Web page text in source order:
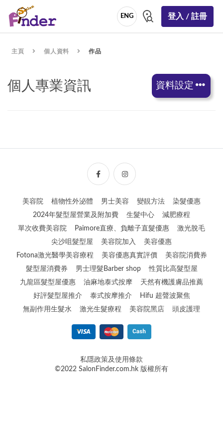
ENG 登入 / 註冊
主頁 個人資料 作品
個人專業資訊 資料設定
美容院 植物性外泌體 男士美容 變靚方法
染髮優惠
2024年髮型屋營業及附加費
生髮中心
減肥療程
單次收費美容院
Paimore直療、負離子直髮優惠
激光脫毛
尖沙咀髮型屋
美容院加入
美容優惠
Fotona激光醫學美容療程
美容優惠真實評價
美容院消費券
髮型屋消費券
男士理髮Barber shop
性質比高髮型屋
九龍區髮型屋優惠
油麻地泰式按摩
天然有機護膚品推薦
好評髮型屋推介
泰式按摩推介
Hifu 超聲波聚焦
無副作用生髮水
激光生髮療程 美容院黑店 頭皮護理
私隱政策及使用條款
©2022 SalonFinder.com.hk 版權所有